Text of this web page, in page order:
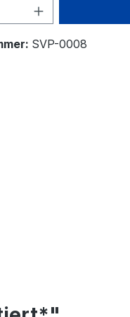
Anzahl: Gib
SVP-0008